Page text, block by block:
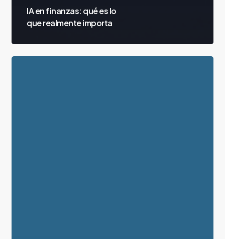
IA en finanzas: qué es lo
que realmente importa